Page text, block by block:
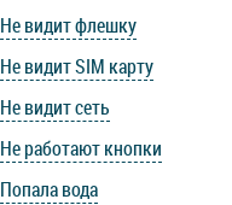
Не видит флешку
Не видит SIM карту
Не видит сеть
Не работают кнопки
Попала вода